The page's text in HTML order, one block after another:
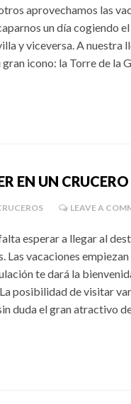
aprovechamos las
un día cogiendo
y viceversa. A nuestra
icono: la Torre de la
EN UN CRUCERO
LEAVE A
esperar a llegar al
Las vacaciones
te dará la
posibilidad de visitar
duda el gran atractivo